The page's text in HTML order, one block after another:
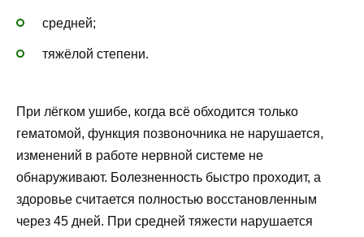
средней;
тяжёлой степени.
При лёгком ушибе, когда всё обходится только
гематомой, функция позвоночника не нарушается,
изменений в работе нервной системе не
обнаруживают. Болезненность быстро проходит, а
здоровье считается полностью восстановленным
через 45 дней. При средней тяжести нарушается